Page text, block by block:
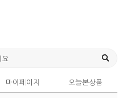
마이페이지 오늘본상품